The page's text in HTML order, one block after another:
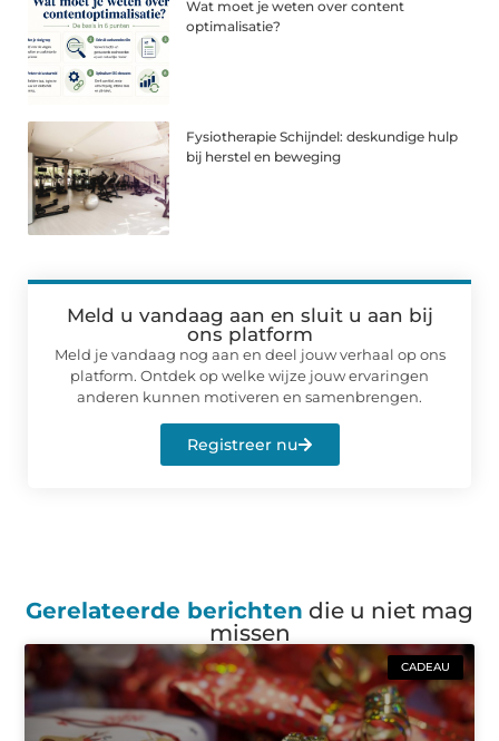
Wat moet je weten over content
optimalisatie?
Fysiotherapie Schijndel: deskundige hulp
bij herstel en beweging
Meld u vandaag aan en sluit u aan bij
ons platform
Meld je vandaag nog aan en deel jouw verhaal op ons
platform. Ontdek op welke wijze jouw ervaringen
anderen kunnen motiveren en samenbrengen.
Registreer nu
Gerelateerde berichten die u niet mag
missen
CADEAU